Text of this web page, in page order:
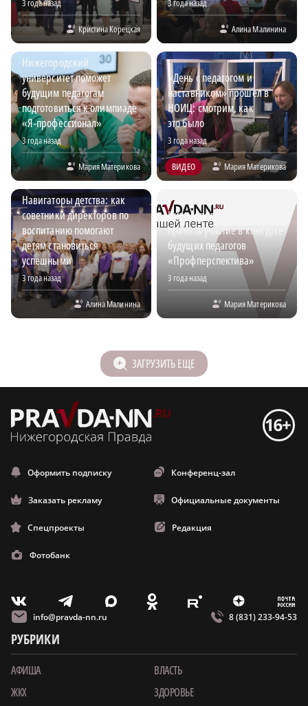
3 года назад
Кристина Корецкая
3 года назад
Алина Малинина
Нижегородский
университет поможет
будущим педагогам
подготовиться к олимпиаде
«Я‑профессионал»
3 года назад
Мария Материкова
«День с педагогом и
наставником» прошел в
НОИЦ: смотрим, как
это было
3 года назад
ВИДЕО Мария Материкова
Навигаторы детства: как
советники директоров по
воспитанию помогают
детям становиться
успешными
3 года назад
Алина Малинина
Нижегородцев приглашают
принять участие в конкурсе
будущих педагогов
«Профперспектива»
3 года назад
Мария Материкова
ЗАГРУЗИТЬ ЕЩЕ
Оформить подписку Конференц-зал
Заказать рекламу Официальные документы
Спецпроекты Редакция
Фотобанк
V T X O E Z m
info@pravda-nn.ru 8 (831) 233-94-53
РУБРИКИ
АФИША
ВЛАСТЬ
ЖКХ
ЗДОРОВЬЕ